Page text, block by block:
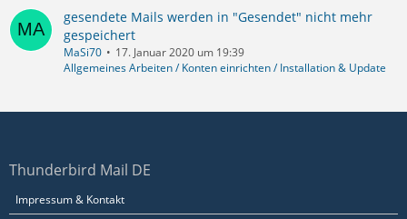
gesendete Mails werden in "Gesendet" nicht mehr
gespeichert
MaSi70
17. Januar 2020 um 19:39
Allgemeines Arbeiten / Konten einrichten / Installation & Update
Thunderbird Mail DE
Impressum & Kontakt